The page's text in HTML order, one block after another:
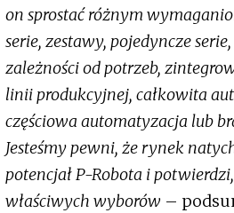
on sprostać różnym
serie, zestawy, pojedyncze
zależności od potrzeb,
linii produkcyjnej, całkowita
częściowa automatyzacja lub
Jesteśmy pewni, że rynek
potencjał P-Robota i
właściwych wyborów –